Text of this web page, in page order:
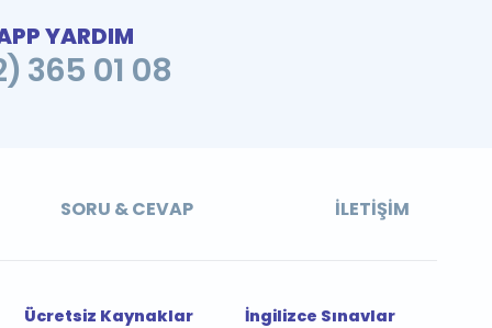
YARDIM
365 01 08
SORU & CEVAP İLETIŞIM
Ücretsiz Kaynaklar
İngilizce Sınavlar